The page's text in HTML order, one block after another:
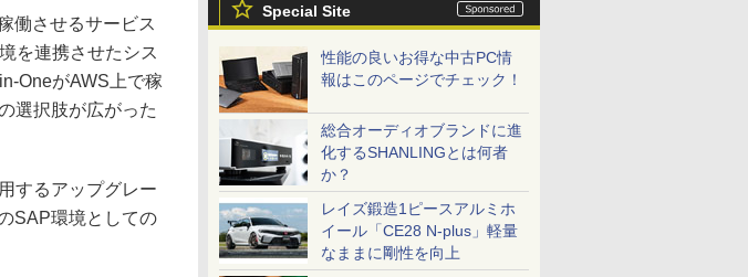
Special Site
性能の良いお得な中古PC情
報はこのページでチェック！
総合オーディオブランドに進
化するSHANLINGとは何者
か？
レイズ鍛造1ピースアルミホ
イール「CE28 N-plus」軽量
なままに剛性を向上
働させるサービス
を連携させたシス
OneがAWS上で稼
選択肢が広がった
するアップグレー
SAP環境としての